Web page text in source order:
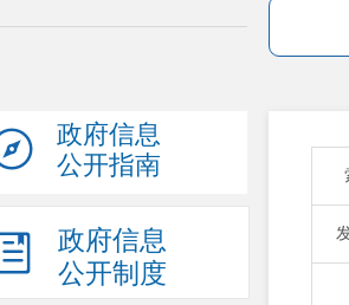
政府信息
公开指南
政府信息
公开制度